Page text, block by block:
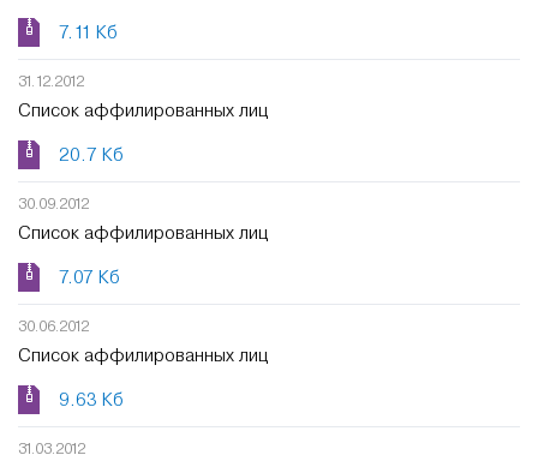
7.11 Кб
31.12.2012
20.7 Кб
Список аффилированных лиц
30.09.2012
7.07 Кб
Список аффилированных лиц
30.06.2012
9.63 Кб
Список аффилированных лиц
31.03.2012